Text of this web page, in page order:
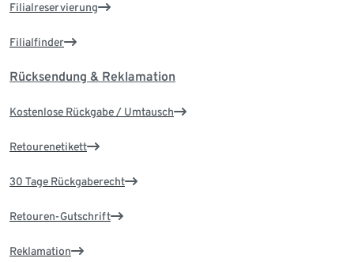
Filialreservierung
Filialfinder
Rücksendung & Reklamation
Kostenlose Rückgabe / Umtausch
Retourenetikett
30 Tage Rückgaberecht
Retouren-Gutschrift
Reklamation